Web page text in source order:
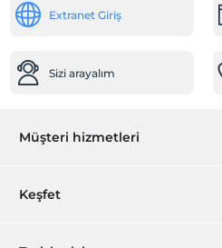
Extranet Giriş
Sizi arayalım
Müşteri hizmetleri
Rezervasyon yönet
Keşfet